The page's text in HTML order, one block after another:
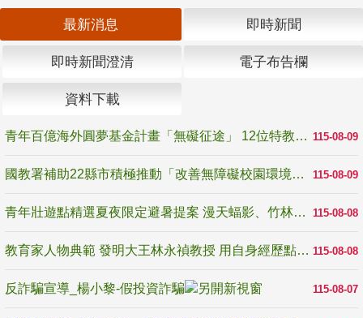
最新消息 即時新聞
即時新聞澄清 電子布告欄
資料下載
115-08-09
青年百億海外圓夢基金計畫「無礙征途」 12位特教與弱勢青年勇闖西班牙 跨越感官限制見證生命蛻變
115-08-09
國教署補助22縣市積極推動「改善無障礙校園環境計畫」 打造友善、安全、無礙學習空間
115-08-08
青年壯遊點精選夏夜限定避暑提案 漫天蝠影、竹林尋蛙、茶香夜觀 邀青年暮色出發
115-08-08
教育家人物典範 發明大王林永禎教授 用自身經歷點亮學生的路
115-08-07
反詐騙宣導_楊小黎-假投資詐騙